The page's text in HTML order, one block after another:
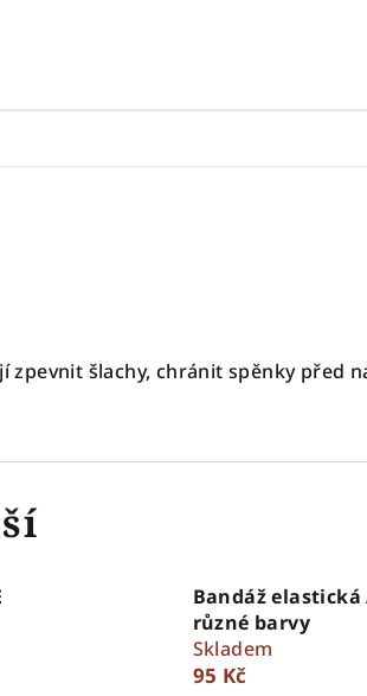
šlachy, chránit spěnky před
Bandáž elastická
různé barvy
Skladem
95 Kč